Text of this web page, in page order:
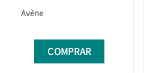
Avène
COMPRAR